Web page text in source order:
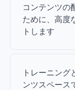
コンテンツの
ために、高度
トします
トレーニン
ンツスペース